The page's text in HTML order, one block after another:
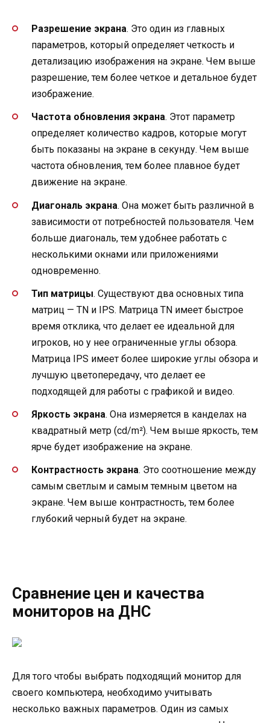
Разрешение экрана. Это один из главных
параметров, который определяет четкость и
детализацию изображения на экране. Чем выше
разрешение, тем более четкое и детальное будет
изображение.
Частота обновления экрана. Этот параметр
определяет количество кадров, которые могут
быть показаны на экране в секунду. Чем выше
частота обновления, тем более плавное будет
движение на экране.
Диагональ экрана. Она может быть различной в
зависимости от потребностей пользователя. Чем
больше диагональ, тем удобнее работать с
несколькими окнами или приложениями
одновременно.
Тип матрицы. Существуют два основных типа
матриц — TN и IPS. Матрица TN имеет быстрое
время отклика, что делает ее идеальной для
игроков, но у нее ограниченные углы обзора.
Матрица IPS имеет более широкие углы обзора и
лучшую цветопередачу, что делает ее
подходящей для работы с графикой и видео.
Яркость экрана. Она измеряется в канделах на
квадратный метр (cd/m²). Чем выше яркость, тем
ярче будет изображение на экране.
Контрастность экрана. Это соотношение между
самым светлым и самым темным цветом на
экране. Чем выше контрастность, тем более
глубокий черный будет на экране.
Сравнение цен и качества
мониторов на ДНС
Для того чтобы выбрать подходящий монитор для
своего компьютера, необходимо учитывать
несколько важных параметров. Один из самых